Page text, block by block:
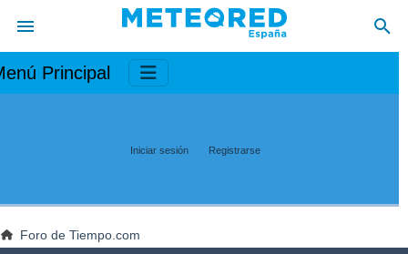
Principal
Iniciar sesión Registrarse
Foro de Tiempo.com